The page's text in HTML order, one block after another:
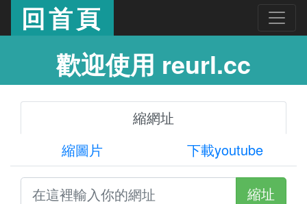
回首頁
歡迎使用 reurl.cc
縮網址
縮圖片
下載youtube
縮址